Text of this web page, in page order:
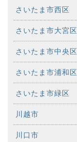
さいたま市西区
さいたま市大宮区
さいたま市中央区
さいたま市浦和区
さいたま市緑区
川越市
川口市